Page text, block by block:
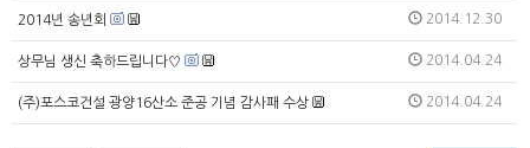
2014년 송년회 2014.12.30
상무님 생신 축하드립니다♡ 2014.04.24
(주)포스코건설 광양16산소 준공 기념 감사패 수상 2014.04.24